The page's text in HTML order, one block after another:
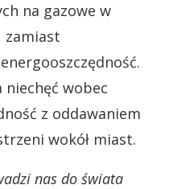
na gazowe w
zamiast
niechęć wobec
z oddawaniem
wokół miast.
nas do świata